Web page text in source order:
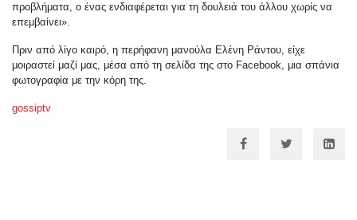
προβλήματα, ο ένας ενδιαφέρεται για τη δουλειά του άλλου χωρίς να
επεμβαίνει».
Πριν από λίγο καιρό, η περήφανη μανούλα Ελένη Ράντου, είχε
μοιραστεί μαζί μας, μέσα από τη σελίδα της στο Facebook, μια σπάνια
φωτογραφία με την κόρη της.
gossiptv